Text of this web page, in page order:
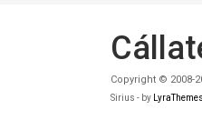
Copyright © 2008-
Sirius - by LyraThemes